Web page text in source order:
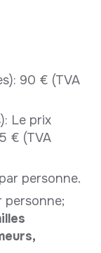
90 € (TVA
Le prix
€ (TVA
personne.
personne;